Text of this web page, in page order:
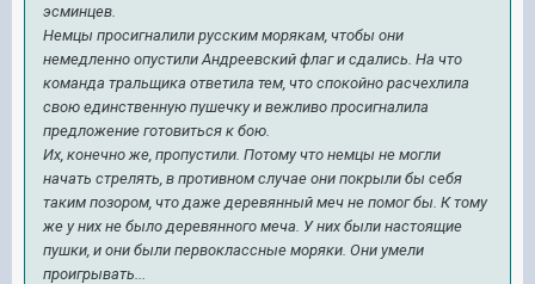
эсминцев.
Немцы просигналили русским морякам, чтобы они
немедленно опустили Андреевский флаг и сдались. На что
команда тральщика ответила тем, что спокойно расчехлила
свою единственную пушечку и вежливо просигналила
предложение готовиться к бою.
Их, конечно же, пропустили. Потому что немцы не могли
начать стрелять, в противном случае они покрыли бы себя
таким позором, что даже деревянный меч не помог бы. К тому
же у них не было деревянного меча. У них были настоящие
пушки, и они были первоклассные моряки. Они умели
проигрывать...